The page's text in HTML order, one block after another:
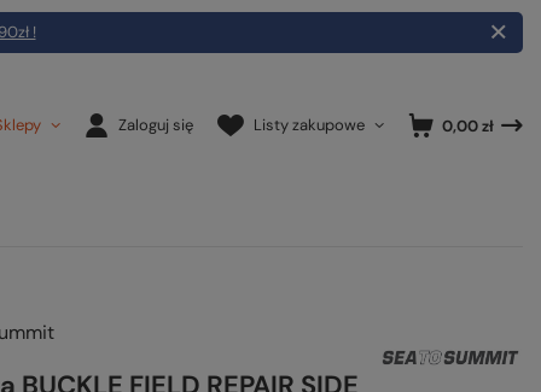
!
Zaloguj się Listy zakupowe 0,00 zł